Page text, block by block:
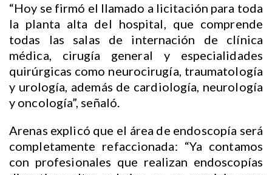
“Hoy se firmó el llamado a licitación para toda
la planta alta del hospital, que comprende
todas las salas de internación de clínica
médica, cirugía general y especialidades
quirúrgicas como neurocirugía, traumatología
y urología, además de cardiología, neurología
y oncología”, señaló.
Arenas explicó que el área de endoscopía será
completamente refaccionada: “Ya contamos
con profesionales que realizan endoscopías